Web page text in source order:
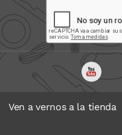
Ven a vernos a la tienda